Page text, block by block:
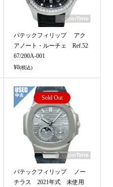
パテックフィリップ アク
アノート・ルーチェ Ref.52
67/200A-001
¥0(税込)
Sold Out
パテックフィリップ ノー
チラス 2021年式 未使用